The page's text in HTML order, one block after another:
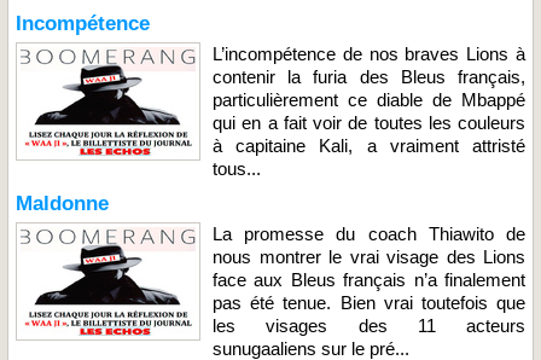
Incompétence
L’incompétence de nos braves Lions à
contenir la furia des Bleus français,
particulièrement ce diable de Mbappé
qui en a fait voir de toutes les couleurs
à capitaine Kali, a vraiment attristé
tous...
Maldonne
La promesse du coach Thiawito de
nous montrer le vrai visage des Lions
face aux Bleus français n’a finalement
pas été tenue. Bien vrai toutefois que
les visages des 11 acteurs
sunugaaliens sur le pré...